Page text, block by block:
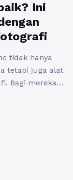
Ini
tidak hanya
tetapi juga alat
Bagi mereka
kamera,